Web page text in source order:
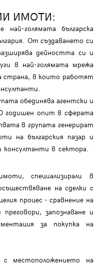
ИМОТИ:
голямата българска
От създаването си
дейността си и
в най-голямата мрежа
страна, в които работят
обединява агентски и
годишен опит в сферата
в групата генерират
на българския пазар и
консултанти в сектора.
специализирали в
на сделки с
процес - сравнение на
запознаване и
за покупка на
местоположението на